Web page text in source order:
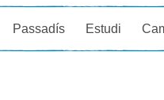
Passadís Estudi